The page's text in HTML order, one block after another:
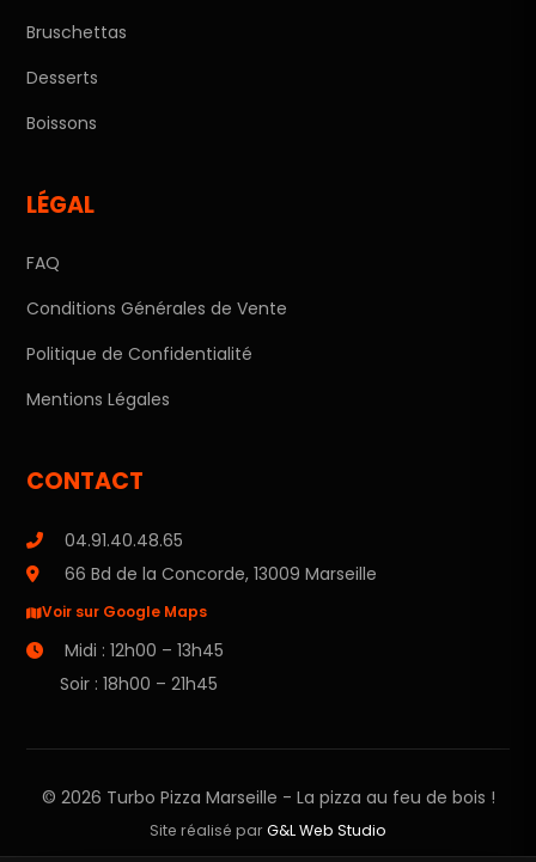
Bruschettas
Desserts
Boissons
LÉGAL
FAQ
Conditions Générales de Vente
Politique de Confidentialité
Mentions Légales
CONTACT
04.91.40.48.65
66 Bd de la Concorde, 13009 Marseille
Voir sur Google Maps
Midi : 12h00 – 13h45
Soir : 18h00 – 21h45
© 2026 Turbo Pizza Marseille - La pizza au feu de bois !
Site réalisé parG&L Web Studio